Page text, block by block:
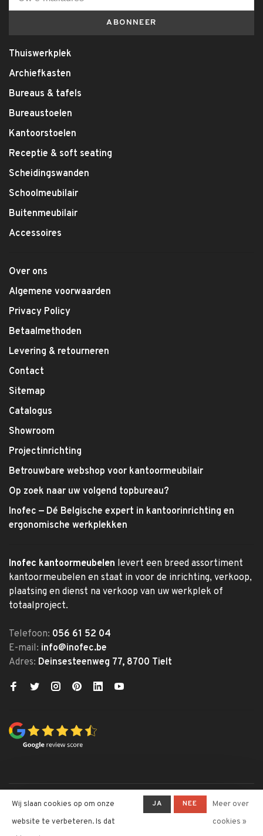
ABONNEER
Thuiswerkplek
Archiefkasten
Bureaus & tafels
Bureaustoelen
Kantoorstoelen
Receptie & soft seating
Scheidingswanden
Schoolmeubilair
Buitenmeubilair
Accessoires
Over ons
Algemene voorwaarden
Privacy Policy
Betaalmethoden
Levering & retourneren
Contact
Sitemap
Catalogus
Showroom
Projectinrichting
Betrouwbare webshop voor kantoormeubilair
Op zoek naar uw volgend topbureau?
Inofec — Dé Belgische expert in kantoorinrichting en
ergonomische werkplekken
Inofec kantoormeubelen levert een breed assortiment
kantoormeubelen en staat in voor de inrichting, verkoop,
plaatsing en dienst na verkoop van uw werkplek of
totaalproject.
Telefoon: 056 61 52 04
E-mail: info@inofec.be
Adres: Deinsesteenweg 77, 8700 Tielt
© Copyright 2026 Inofec
-Inofec Kantoormeubelen krijgt
Wij slaan cookies op om onze
website te verbeteren. Is dat
JA NEE
Meer over
cookies »